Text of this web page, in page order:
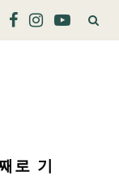
로 기